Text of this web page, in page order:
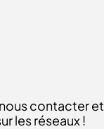
contacter et
les réseaux !